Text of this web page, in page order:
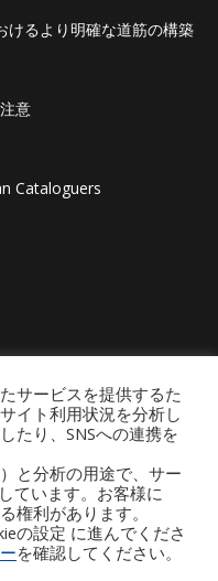
けるより明確な道筋の構築
意
Cataloguers
サービスを提供するた
イト利用状況を分析し
たり、SNSへの連携を
と分析の用途で、サー
ています。お客様に
権利があります。
の設定 に進んでくださ
を確認してください。